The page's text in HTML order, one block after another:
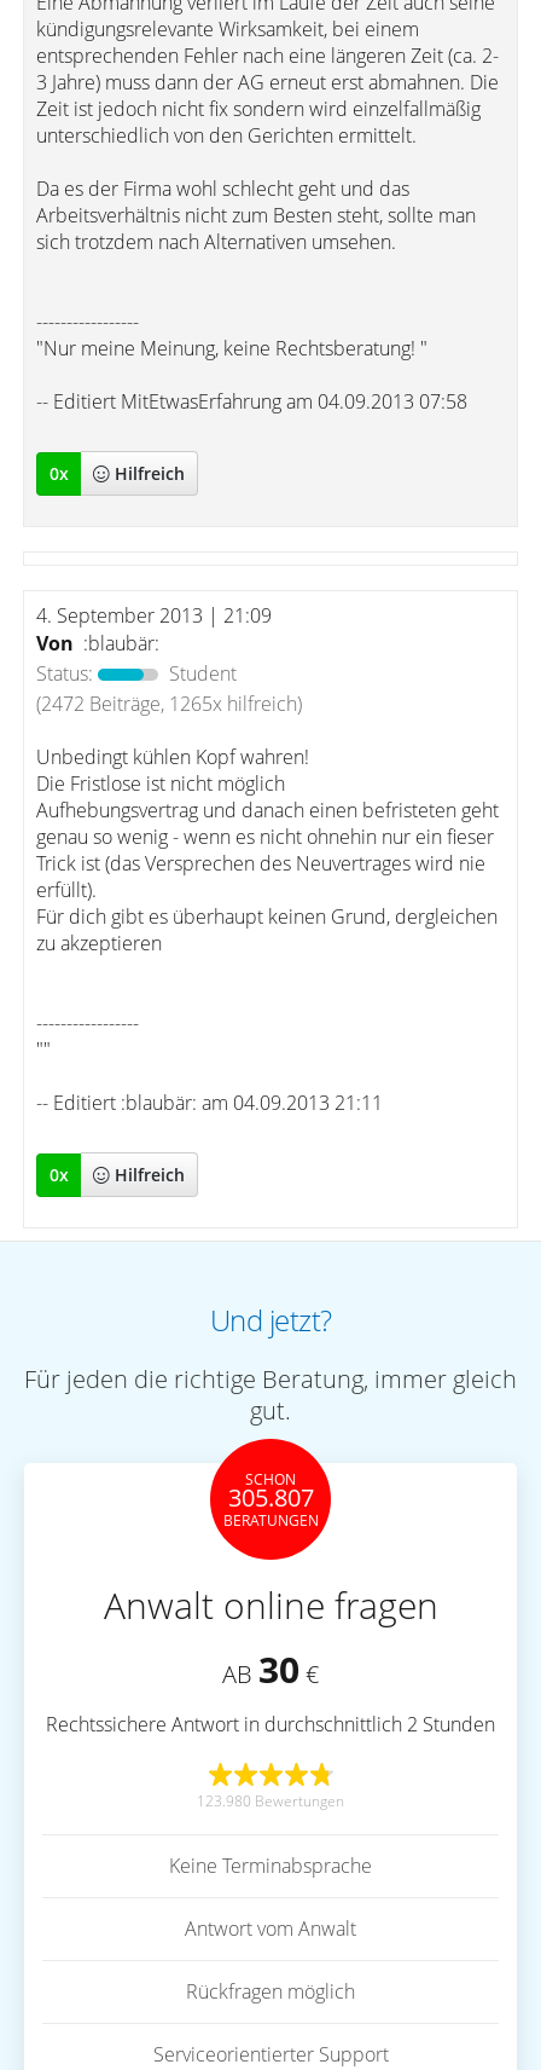
kündigungsrelevante Wirksamkeit, bei einem
entsprechenden Fehler nach eine längeren Zeit (ca. 2-
3 Jahre) muss dann der AG erneut erst abmahnen. Die
Zeit ist jedoch nicht fix sondern wird einzelfallmäßig
unterschiedlich von den Gerichten ermittelt.
Da es der Firma wohl schlecht geht und das
Arbeitsverhältnis nicht zum Besten steht, sollte man
sich trotzdem nach Alternativen umsehen.
-----------------
"Nur meine Meinung, keine Rechtsberatung! "
-- Editiert MitEtwasErfahrung am 04.09.2013 07:58
0x Hilfreich
4. September 2013 | 21:09
Von :blaubär:
Status:
Student
(2472 Beiträge, 1265x hilfreich)
Unbedingt kühlen Kopf wahren!
Die Fristlose ist nicht möglich
Aufhebungsvertrag und danach einen befristeten geht
genau so wenig - wenn es nicht ohnehin nur ein fieser
Trick ist (das Versprechen des Neuvertrages wird nie
erfüllt).
Für dich gibt es überhaupt keinen Grund, dergleichen
zu akzeptieren
-----------------
""
-- Editiert :blaubär: am 04.09.2013 21:11
0x Hilfreich
Und jetzt?
Für jeden die richtige Beratung, immer gleich
gut.
SCHON
305.807
BERATUNGEN
Anwalt online fragen
AB 30 €
Rechtssichere Antwort in durchschnittlich 2 Stunden
123.980 Bewertungen
Keine Terminabsprache
Antwort vom Anwalt
Rückfragen möglich
Serviceorientierter Support